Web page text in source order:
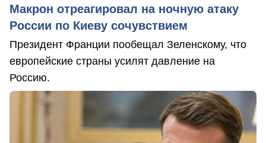
Макрон отреагировал на ночную атаку
России по Киеву сочувствием
Президент Франции пообещал Зеленскому, что
европейские страны усилят давление на
Россию.